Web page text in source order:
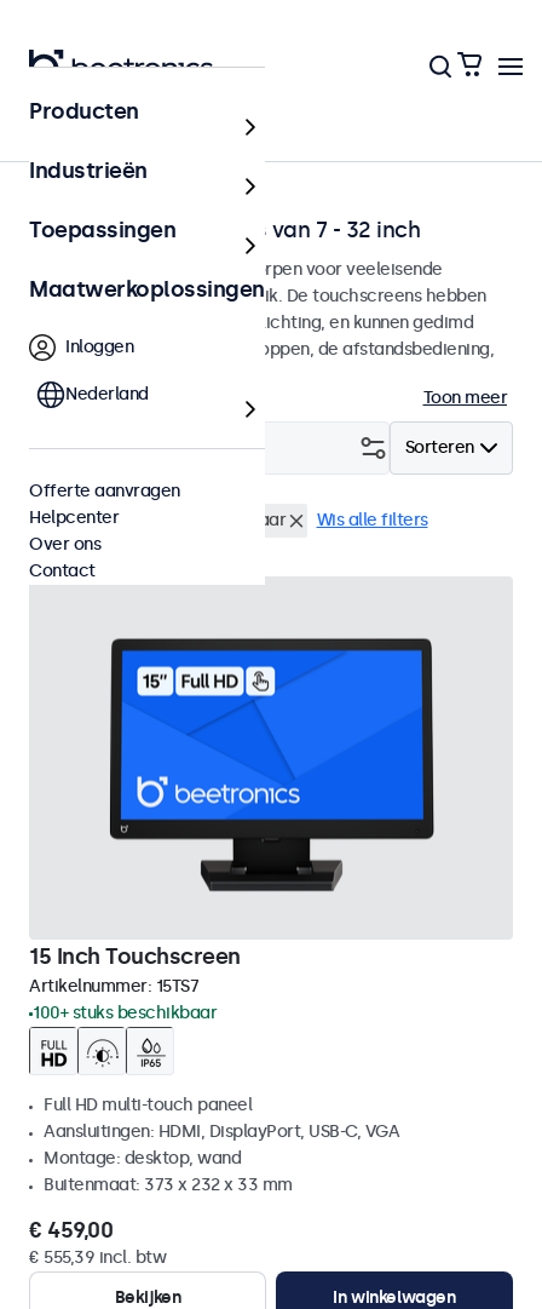
Touchscreens
Dimbare touchscreens van 7 - 32 inch
Dimbare touchscreens ontworpen voor veeleisende
omgevingen en continu gebruik. De touchscreens hebben
een dimbare achtergrondverlichting, en kunnen gedimd
worden met de bedieningsknoppen, de afstandsbediening,
Toon meer
Sorteren
Filter (4)
15 inch touchscreens Dimbaar Wis alle filters
15 Inch Touchscreen
Artikelnummer: 15TS7
100+ stuks beschikbaar
Full HD multi-touch paneel
Aansluitingen: HDMI, DisplayPort, USB-C, VGA
Montage: desktop, wand
Buitenmaat: 373 x 232 x 33 mm
€ 459,00
€ 555,39 incl. btw
Bekijken
In winkelwagen
Producten
Industrieën
Toepassingen
Maatwerkoplossingen
Inloggen
Nederland
Offerte aanvragen
Helpcenter
Over ons
Contact